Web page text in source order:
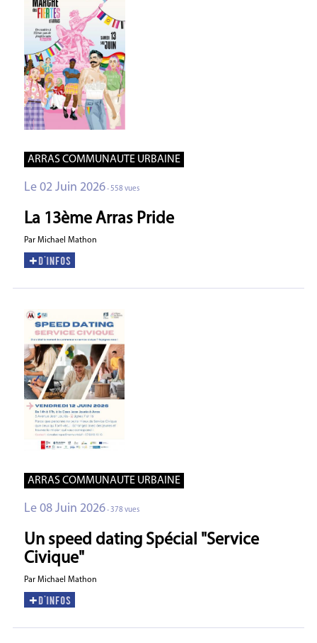
ARRAS COMMUNAUTE URBAINE
Le 02 Juin 2026- 558 vues
La 13ème Arras Pride
Par Michael Mathon
ARRAS COMMUNAUTE URBAINE
Le 08 Juin 2026- 378 vues
Un speed dating Spécial "Service
Civique"
Par Michael Mathon